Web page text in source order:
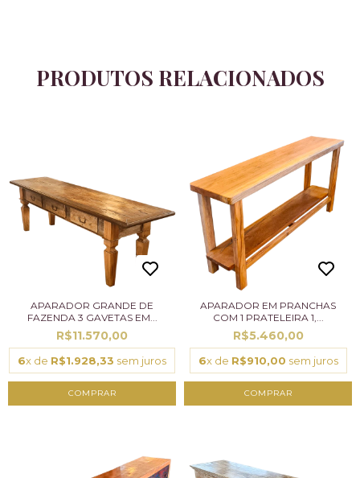
PRODUTOS RELACIONADOS
APARADOR GRANDE DE
FAZENDA 3 GAVETAS EM...
R$11.570,00
6x de R$1.928,33 sem juros
APARADOR EM PRANCHAS
COM 1 PRATELEIRA 1,...
R$5.460,00
6x de R$910,00 sem juros